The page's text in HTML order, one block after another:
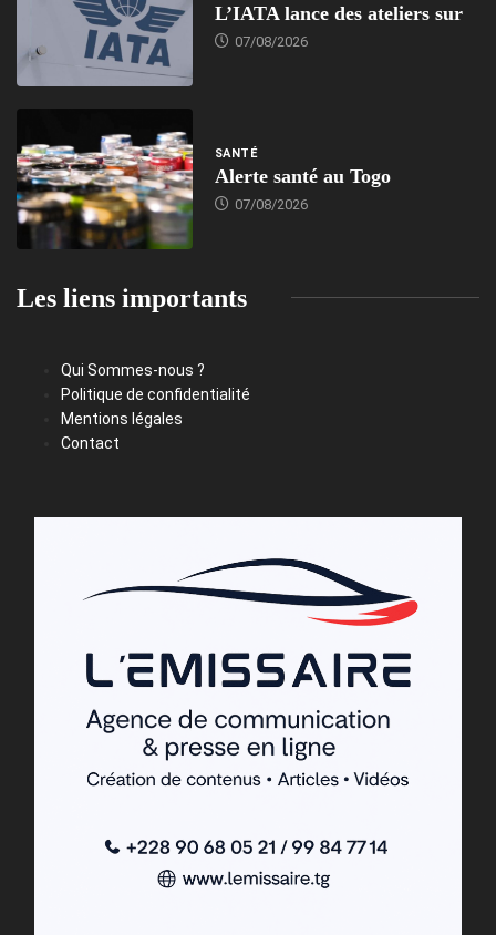
L’IATA lance des ateliers sur
07/08/2026
SANTÉ
Alerte santé au Togo
07/08/2026
Les liens importants
Qui Sommes-nous ?
Politique de confidentialité
Mentions légales
Contact